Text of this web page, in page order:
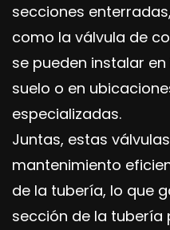
secciones
como la válvula de
se pueden instalar
suelo o en
especializadas.
Juntas, estas
mantenimiento
de la tubería, lo que
sección de la tubería